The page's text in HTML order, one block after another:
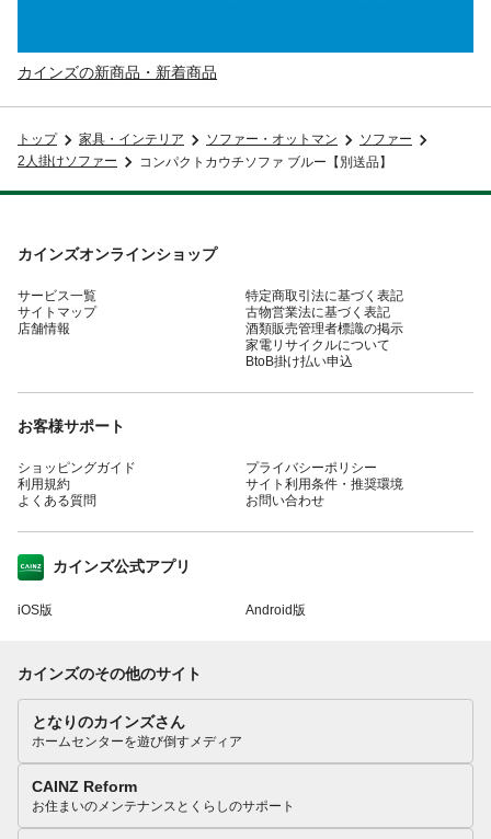
カインズの新商品・新着商品
トップ 家具・インテリア ソファー・オットマン
ソファー
2人掛けソファー
コンパクトカウチソファ ブルー【別送品】
カインズオンラインショップ
サービス一覧
サイトマップ
店舗情報
特定商取引法に基づく表記
古物営業法に基づく表記
酒類販売管理者標識の掲示
家電リサイクルについて
BtoB掛け払い申込
お客様サポート
ショッピングガイド
利用規約
よくある質問
プライバシーポリシー
サイト利用条件・推奨環境
お問い合わせ
カインズ公式アプリ
iOS版 Android版
カインズのその他のサイト
となりのカインズさん
ホームセンターを遊び倒すメディア
CAINZ Reform
お住まいのメンテナンスとくらしのサポート